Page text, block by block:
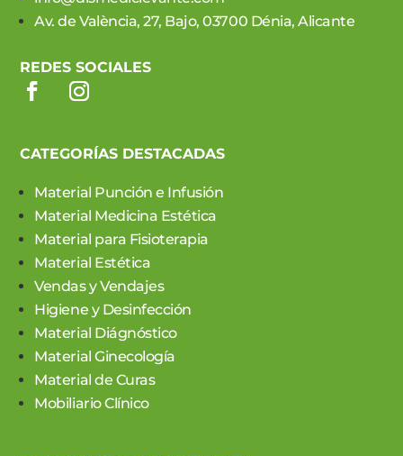
Av. de València, 27, Bajo, 03700 Dénia, Alicante
REDES SOCIALES
CATEGORÍAS DESTACADAS
Material Punción e Infusión
Material Medicina Estética
Material para Fisioterapia
Material Estética
Vendas y Vendajes
Higiene y Desinfección
Material Diágnóstico
Material Ginecología
Material de Curas
Mobiliario Clínico